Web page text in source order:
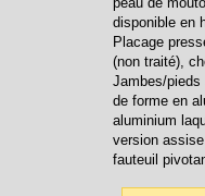
disponible en
Placage
(non traité),
Jambes/pieds
de forme en
aluminium
version
fauteuil